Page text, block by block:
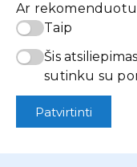
Ar
Taip
Šis
sutinku su
Patvirtinti